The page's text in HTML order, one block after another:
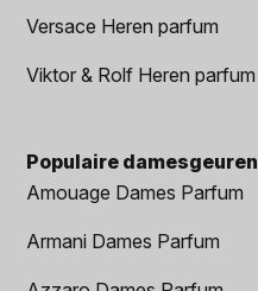
Versace Heren parfum
Viktor & Rolf Heren parfum
Populaire damesgeuren
Amouage Dames Parfum
Armani Dames Parfum